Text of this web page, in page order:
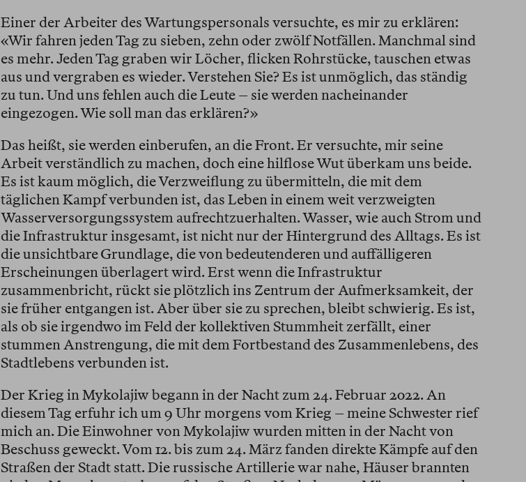
Einer der Arbeiter des Wartungspersonals versuchte, es mir zu erklären:
«Wir fahren jeden Tag zu sieben, zehn oder zwölf Notfällen. Manchmal sind
es mehr. Jeden Tag graben wir Löcher, flicken Rohrstücke, tauschen etwas
aus und vergraben es wieder. Verstehen Sie? Es ist unmöglich, das ständig
zu tun. Und uns fehlen auch die Leute – sie werden nacheinander
eingezogen. Wie soll man das erklären?»
Das heißt, sie werden einberufen, an die Front. Er versuchte, mir seine
Arbeit verständlich zu machen, doch eine hilflose Wut überkam uns beide.
Es ist kaum möglich, die Verzweiflung zu übermitteln, die mit dem
täglichen Kampf verbunden ist, das Leben in einem weit verzweigten
Wasserversorgungssystem aufrechtzuerhalten. Wasser, wie auch Strom und
die Infrastruktur insgesamt, ist nicht nur der Hintergrund des Alltags. Es ist
die unsichtbare Grundlage, die von bedeutenderen und auffälligeren
Erscheinungen überlagert wird. Erst wenn die Infrastruktur
zusammenbricht, rückt sie plötzlich ins Zentrum der Aufmerksamkeit, der
sie früher entgangen ist. Aber über sie zu sprechen, bleibt schwierig. Es ist,
als ob sie irgendwo im Feld der kollektiven Stummheit zerfällt, einer
stummen Anstrengung, die mit dem Fortbestand des Zusammenlebens, des
Stadtlebens verbunden ist.
Der Krieg in Mykolajiw begann in der Nacht zum 24. Februar 2022. An
diesem Tag erfuhr ich um 9 Uhr morgens vom Krieg – meine Schwester rief
mich an. Die Einwohner von Mykolajiw wurden mitten in der Nacht von
Beschuss geweckt. Vom 12. bis zum 24. März fanden direkte Kämpfe auf den
Straßen der Stadt statt. Die russische Artillerie war nahe, Häuser brannten